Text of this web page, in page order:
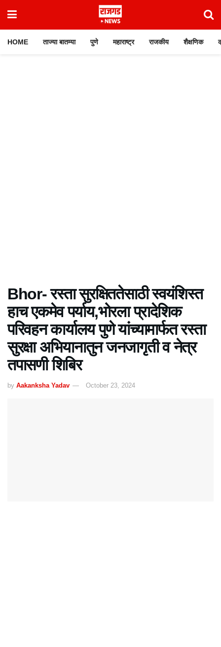
HOME ताज्या बातम्या पुणे महाराष्ट्र राजकीय शैक्षणिक
Bhor- रस्ता सुरक्षिततेसाठी स्वयंशिस्त
हाच एकमेव पर्याय,भोरला प्रादेशिक
परिवहन कार्यालय पुणे यांच्यामार्फत रस्ता
सुरक्षा अभियानातुन जनजागृती व नेत्र
तपासणी शिबिर
by Aakanksha Yadav October 23, 2024